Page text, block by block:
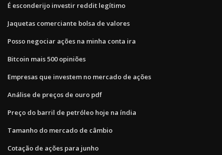
É esconderijo investir reddit legítimo
Jaquetas comerciante bolsa de valores
Posso negociar ações na minha conta ira
Bitcoin mais 500 opiniões
Empresas que investem no mercado de ações
Análise de preços de ouro pdf
Preço do barril de petróleo hoje na índia
Tamanho do mercado de câmbio
Cotação de ações para junho